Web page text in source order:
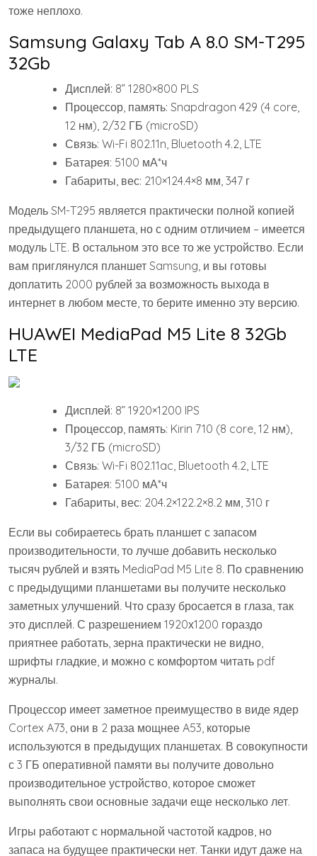
тоже неплохо.
Samsung Galaxy Tab A 8.0 SM-T295
32Gb
Дисплей: 8” 1280×800 PLS
Процессор, память: Snapdragon 429 (4 core,
12 нм), 2/32 ГБ (microSD)
Связь: Wi-Fi 802.11n, Bluetooth 4.2, LTE
Батарея: 5100 мА*ч
Габариты, вес: 210×124.4×8 мм, 347 г
Модель SM-T295 является практически полной копией
предыдущего планшета, но с одним отличием – имеется
модуль LTE. В остальном это все то же устройство. Если
вам приглянулся планшет Samsung, и вы готовы
доплатить 2000 рублей за возможность выхода в
интернет в любом месте, то берите именно эту версию.
HUAWEI MediaPad M5 Lite 8 32Gb
LTE
Дисплей: 8” 1920×1200 IPS
Процессор, память: Kirin 710 (8 core, 12 нм),
3/32 ГБ (microSD)
Связь: Wi-Fi 802.11ac, Bluetooth 4.2, LTE
Батарея: 5100 мА*ч
Габариты, вес: 204.2×122.2×8.2 мм, 310 г
Если вы собираетесь брать планшет с запасом
производительности, то лучше добавить несколько
тысяч рублей и взять MediaPad M5 Lite 8. По сравнению
с предыдущими планшетами вы получите несколько
заметных улучшений. Что сразу бросается в глаза, так
это дисплей. С разрешением 1920х1200 гораздо
приятнее работать, зерна практически не видно,
шрифты гладкие, и можно с комфортом читать pdf
журналы.
Процессор имеет заметное преимущество в виде ядер
Cortex A73, они в 2 раза мощнее A53, которые
используются в предыдущих планшетах. В совокупности
с 3 ГБ оперативной памяти вы получите довольно
производительное устройство, которое сможет
выполнять свои основные задачи еще несколько лет.
Игры работают с нормальной частотой кадров, но
запаса на будущее практически нет. Танки идут даже на